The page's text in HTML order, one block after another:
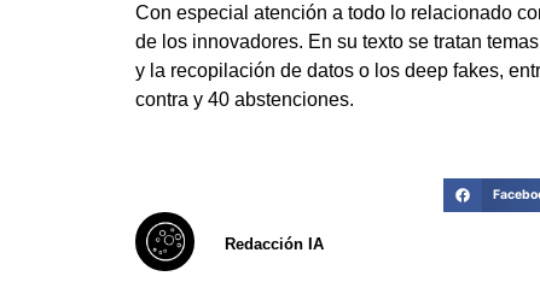
Con especial atención a todo lo relacionado
de los innovadores. En su texto se tratan
y la recopilación de datos o los deep fakes,
contra y 40 abstenciones.
Redacción IA